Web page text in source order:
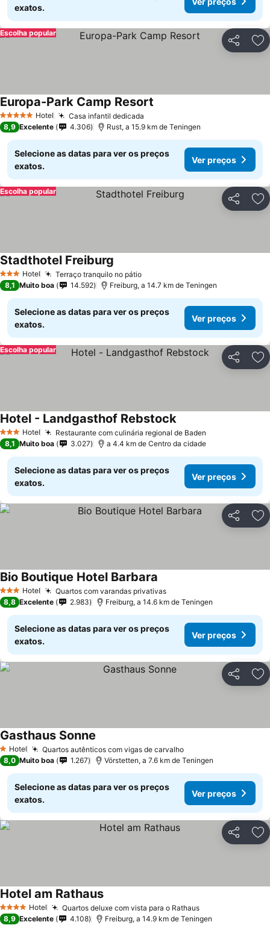
exatos.
Partilhar
Escolha popular
5 Estrelas Hotel Casa infantil dedicada
Europa-Park Camp Resort
8,9 Excelente 4.306 Rust, a 15.9 km de Teningen
Selecione as datas para ver os preços
exatos.
Ver preços
Partilhar
Escolha popular
3 EstrelasHotel Terraço tranquilo no pátioVer preços
Stadthotel Freiburg
8,1 Muito boa 14.592 Freiburg, a 14.7 km de Teningen
Selecione as datas para ver os preços
exatos.
Ver preços
Partilhar
Escolha popular
3 EstrelasHotel Restaurante com culinária regional de Baden
Hotel - Landgasthof RebstockVer preços
8,1 Muito boa 3.027 a 4.4 km de Centro da cidade
Selecione as datas para ver os preços
exatos.
Ver preços
Partilhar
3 EstrelasHotel Quartos com varandas privativasVer preços
Bio Boutique Hotel Barbara
8,8 Excelente 2.983 Freiburg, a 14.6 km de Teningen
Selecione as datas para ver os preços
exatos.
Ver preços
Partilhar
1 Estrelas
Hotel Quartos autênticos com vigas de carvalhoVer preços
Gasthaus Sonne
8,0 Muito boa 1.267 Vörstetten, a 7.6 km de Teningen
Selecione as datas para ver os preços
exatos.
Ver preços
Partilhar
4 EstrelasHotel Quartos deluxe com vista para o RathausVer preços
Hotel am RathausVer preços
8,9 Excelente 4.108 Freiburg, a 14.9 km de Teningen